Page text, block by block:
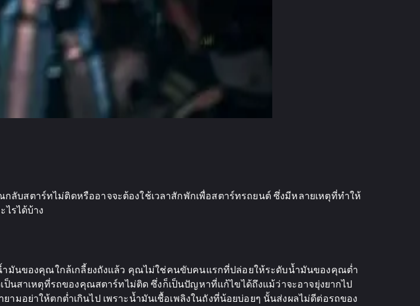
บสตาร์ทไม่ติดหรืออาจจะต้องใช้เวลาสักพักเพื่อสตาร์ทรถยนต์ ซึ่งมีหลายเหตุที่ทำให้
รได้บ้าง
ำมันของคุณใกล้เกลี้ยงถังแล้ว คุณไม่ใช่คนขับคนแรกที่ปล่อยให้ระดับน้ำมันของคุณต่ำ
นสาเหตุที่รถของคุณสตาร์ทไม่ติด ซึ่งก็เป็นปัญหาที่แก้ไขได้ถึงแม้ว่าจะอาจยุ่งยากไป
มอย่าให้ตกต่ำเกินไป เพราะน้ำมันเชื้อเพลิงในถังที่น้อยบ่อยๆ นั้นส่งผลไม่ดีต่อรถของ